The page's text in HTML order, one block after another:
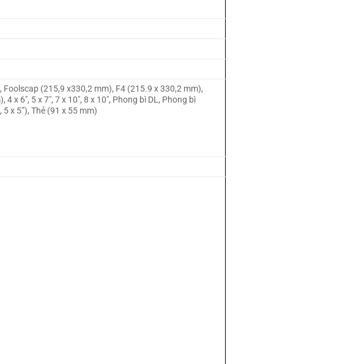
Foolscap (215,9 x330,2 mm), F4 (215.9 x 330,2 mm),
6″, 5 x 7″, 7 x 10″, 8 x 10″, Phong bì DL, Phong bì
x 5”), Thẻ (91 x 55 mm)